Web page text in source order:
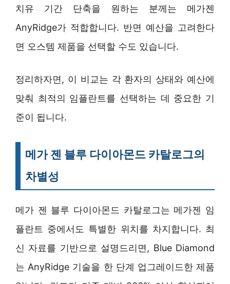
치유 기간 단축을 원하는 분께는 메가젠
AnyRidge가 적합합니다. 반면 예산을 고려한다
면 오스템 제품을 선택할 수도 있습니다.
정리하자면, 이 비교는 각 환자의 상태와 예산에
맞춰 최적의 임플란트를 선택하는 데 중요한 기
준이 됩니다.
메가 젠 블루 다이아몬드 카탈로그의
차별성
메가 젠 블루 다이아몬드 카탈로그는 메가젠 임
플란트 중에서도 특별한 위치를 차지합니다. 최
신 자료를 기반으로 설명드리면, Blue Diamond
는 AnyRidge 기술을 한 단계 업그레이드한 제품